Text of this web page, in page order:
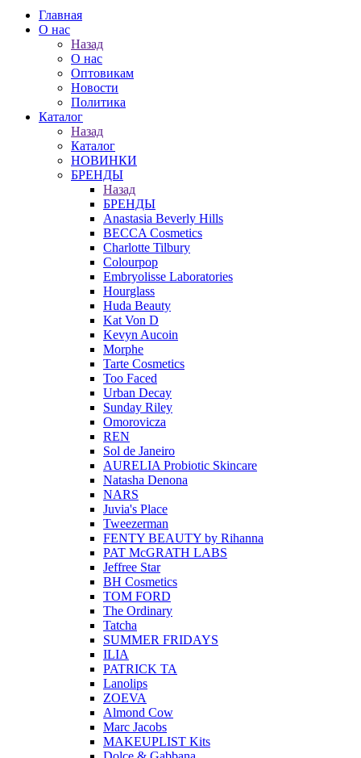
Главная
О нас
Назад
О нас
Оптовикам
Новости
Политика
Каталог
Назад
Каталог
НОВИНКИ
БРЕНДЫ
Назад
БРЕНДЫ
Anastasia Beverly Hills
BECCA Cosmetics
Charlotte Tilbury
Colourpop
Embryolisse Laboratories
Hourglass
Huda Beauty
Kat Von D
Kevyn Aucoin
Morphe
Tarte Cosmetics
Too Faced
Urban Decay
Sunday Riley
Omorovicza
REN
Sol de Janeiro
AURELIA Probiotic Skincare
Natasha Denona
NARS
Juvia's Place
Tweezerman
FENTY BEAUTY by Rihanna
PAT McGRATH LABS
Jeffree Star
BH Cosmetics
TOM FORD
The Ordinary
Tatcha
SUMMER FRIDAYS
ILIA
PATRICK TA
Lanolips
ZOEVA
Almond Cow
Marc Jacobs
MAKEUPLIST Kits